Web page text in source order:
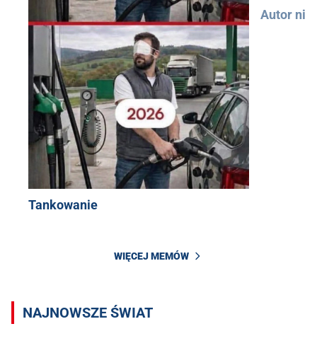
Tankowanie
Autor
WIĘCEJ MEMÓW
NAJNOWSZE ŚWIAT